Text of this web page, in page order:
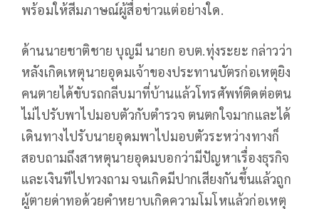
พร้อมให้สีมภาษณ์ผู้สื่อข่าวแต่อย่างใด.
ด้านนายชาติชาย บุญมี นายก อบต.ทุ่งระยะ กล่าวว่า
หลังเกิดเหตุนายอุดมเจ้าของประทานบัตรก่อเหตุยิง
คนตายได้ขับรถกลีบมาที่บ้านแล้วโทรศัพท์ติดต่อตน
ไม่ไปรับพาไปมอบตัวกับตำรวจ ตนตกใจมากและได้
เดินทางไปรับนายอุดมพาไปมอบตัวระหว่างทางก็
สอบถามถึงสาหตุนายอุดมบอกว่ามีปัญหาเรื่องธุรกิจ
และเงินทีไปทวงถาม จนเกิดมีปากเสียงกันขึ้นแล้วถูก
ผู้ตายด่าทอด้วยคำหยาบเกิดความโมโหแล้วก่อเหตุ